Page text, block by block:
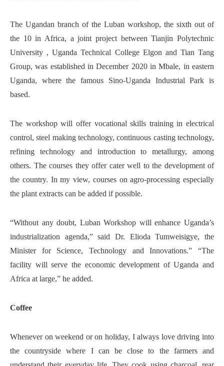
The Ugandan branch of the Luban workshop, the sixth out of
the 10 in Africa, a joint project between Tianjin Polytechnic
University , Uganda Technical College Elgon and Tian Tang
Group, was established in December 2020 in Mbale, in eastern
Uganda, where the famous Sino-Uganda Industrial Park is
based.
The workshop will offer vocational skills training in electrical
control, steel making technology, continuous casting technology,
refining technology and introduction to metallurgy, among
others. The courses they offer cater well to the development of
the country. In my view, courses on agro-processing especially
the plant extracts can be added if possible.
“Without any doubt, Luban Workshop will enhance Uganda’s
industrialization agenda,” said Dr. Elioda Tumweisigye, the
Minister for Science, Technology and Innovations.” “The
facility will serve the economic development of Uganda and
Africa at large,” he added.
Coffee
Whenever on weekend or on holiday, I always love driving into
the countryside where I can be close to the farmers and